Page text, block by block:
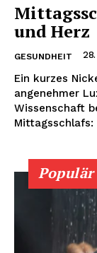
und Herz
GESUNDHEIT
Ein kurzes
angenehmer
Wissenschaft
Mittagsschlafs:
Populär